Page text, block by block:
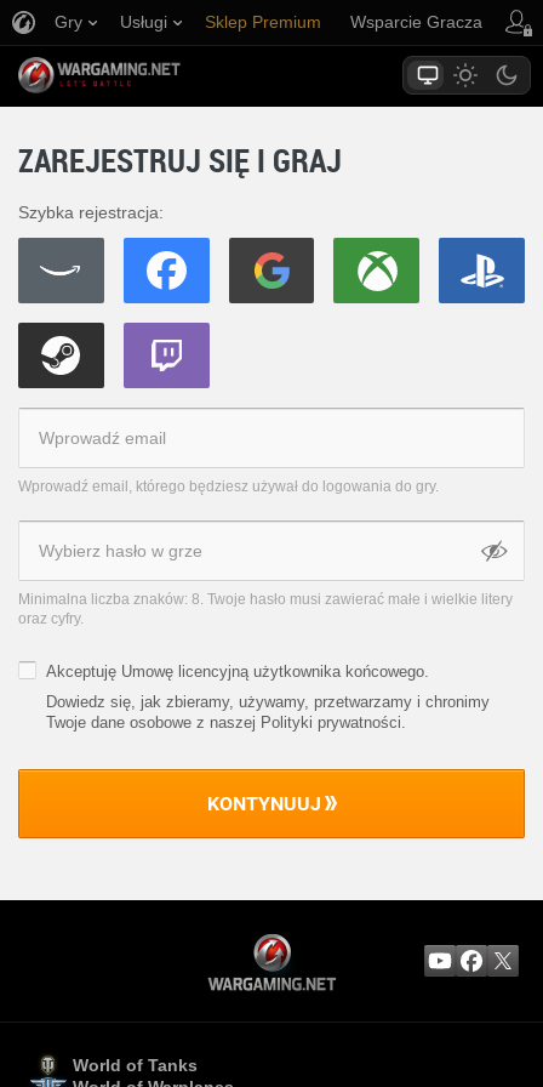
Gry Usługi Sklep Premium Wsparcie Gracza
ZAREJESTRUJ SIĘ I GRAJ
Szybka rejestracja:
Wprowadź email, którego będziesz używał do logowania do gry.
Minimalna liczba znaków: 8. Twoje hasło musi zawierać małe i wielkie litery
oraz cyfry.
Akceptuję Umowę licencyjną użytkownika końcowego.
Dowiedz się, jak zbieramy, używamy, przetwarzamy i chronimy
Twoje dane osobowe z naszej Polityki prywatności.
KONTYNUUJ
World of Tanks